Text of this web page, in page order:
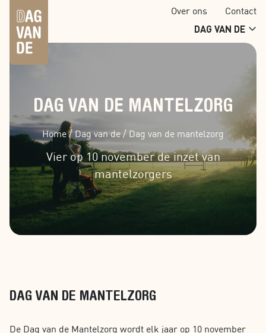
Over ons Contact
DAG VAN DE
DAG VAN DE MANTELZORG
Home /Dag van de / Dag van de mantelzorg
Vier op 10 november de inzet van
mantelzorgers
DAG VAN DE MANTELZORG
De Dag van de Mantelzorg wordt elk jaar op 10 november